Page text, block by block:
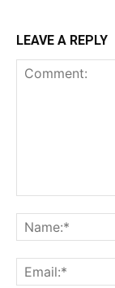
LEAVE A REPLY